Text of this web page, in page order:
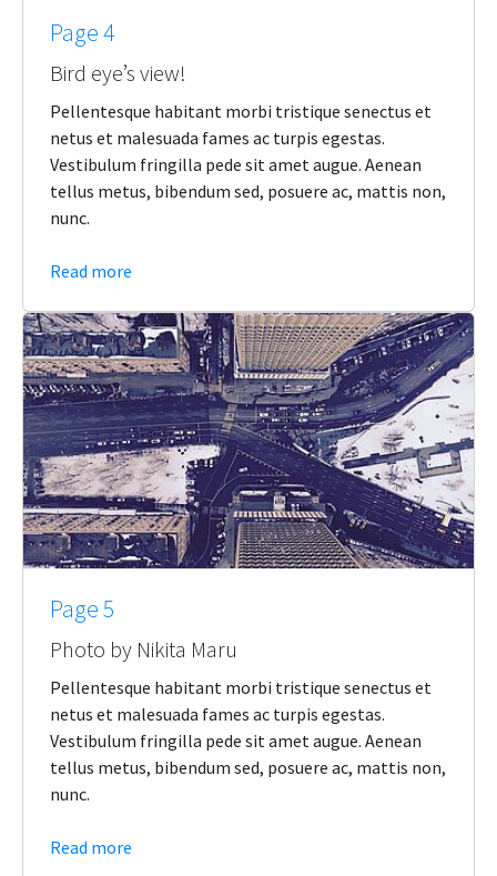
Page 4
Bird eye’s view!
Pellentesque habitant morbi tristique senectus et
netus et malesuada fames ac turpis egestas.
Vestibulum fringilla pede sit amet augue. Aenean
tellus metus, bibendum sed, posuere ac, mattis non,
nunc.
Read more
Page 5
Photo by Nikita Maru
Pellentesque habitant morbi tristique senectus et
netus et malesuada fames ac turpis egestas.
Vestibulum fringilla pede sit amet augue. Aenean
tellus metus, bibendum sed, posuere ac, mattis non,
nunc.
Read more